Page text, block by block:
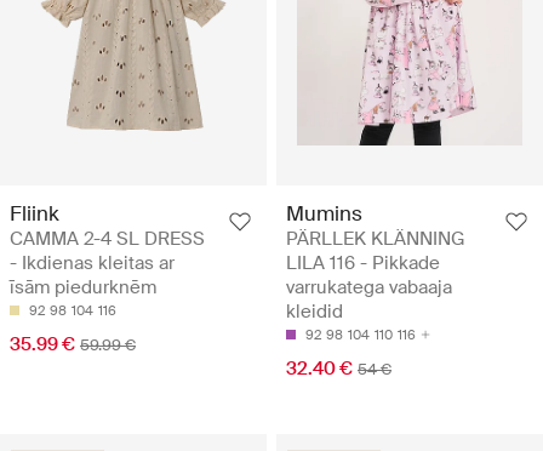
Fliink
CAMMA 2-4 SL DRESS
- Ikdienas kleitas ar
īsām piedurknēm
92 98 104 116
35.99 € 59.99 €
Mumins
PÄRLLEK KLÄNNING
LILA 116 - Pikkade
varrukatega vabaaja
kleidid
92 98 104 110 116
32.40 € 54 €